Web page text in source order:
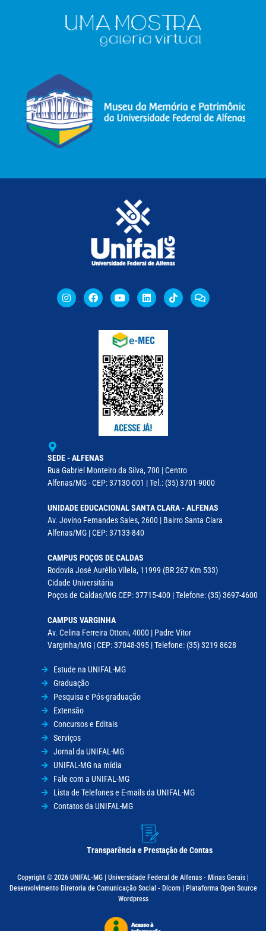
SEDE - ALFENAS
Rua Gabriel Monteiro da Silva, 700 | Centro
Alfenas/MG - CEP: 37130-001 | Tel.: (35) 3701-9000
UNIDADE EDUCACIONAL SANTA CLARA - ALFENAS
Av. Jovino Fernandes Sales, 2600 | Bairro Santa Clara
Alfenas/MG | CEP: 37133-840
CAMPUS POÇOS DE CALDAS
Rodovia José Aurélio Vilela, 11999 (BR 267 Km 533)
Cidade Universitária
Poços de Caldas/MG CEP: 37715-400 | Telefone: (35) 3697-4600
CAMPUS VARGINHA
Av. Celina Ferreira Ottoni, 4000 | Padre Vitor
Varginha/MG | CEP: 37048-395 | Telefone: (35) 3219 8628
Estude na UNIFAL-MG
Graduação
Pesquisa e Pós-graduação
Extensão
Concursos e Editais
Serviços
Jornal da UNIFAL-MG
UNIFAL-MG na mídia
Fale com a UNIFAL-MG
Lista de Telefones e E-mails da UNIFAL-MG
Contatos da UNIFAL-MG
Transparência e Prestação de Contas
Copyright © 2026 UNIFAL-MG | Universidade Federal de Alfenas - Minas Gerais |
Desenvolvimento Diretoria de Comunicação Social - Dicom | Plataforma Open Source
Wordpress